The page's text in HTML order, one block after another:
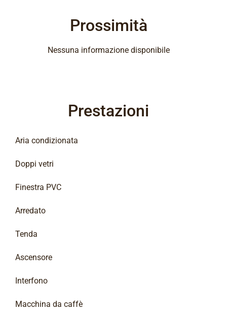
Prossimità
Nessuna informazione disponibile
Prestazioni
Aria condizionata
Doppi vetri
Finestra PVC
Arredato
Tenda
Ascensore
Interfono
Macchina da caffè